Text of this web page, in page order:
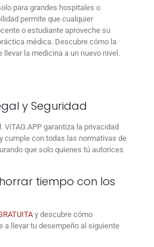
para grandes hospitales o
permite que cualquier
o estudiante aproveche su
médica. Descubre cómo la
la medicina a un nuevo nivel.
y Seguridad
ViTAG.APP garantiza la privacidad
cumple con todas las normativas de
que solo quienes tú autorices
tiempo con los
y descubre cómo
a llevar tu desempeño al siguiente